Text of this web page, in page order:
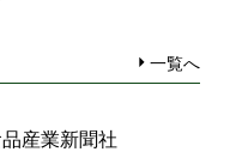
一覧へ
産業新聞社